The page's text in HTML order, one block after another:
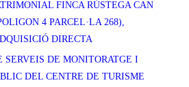
FINCA RÚSTEGA CAN
4 PARCEL·LA 268),
DIRECTA
SERVEIS DE MONITORATGE I
DEL CENTRE DE TURISME